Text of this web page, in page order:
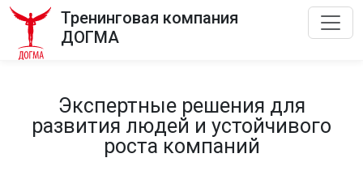
Тренинговая компания
ДОГМА
Экспертные решения для
развития людей и устойчивого
роста компаний